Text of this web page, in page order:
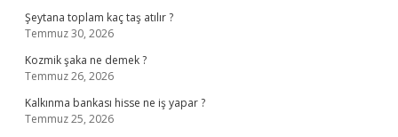
Şeytana toplam kaç taş atılır ?
Temmuz 30, 2026
Kozmik şaka ne demek ?
Temmuz 26, 2026
Kalkınma bankası hisse ne iş yapar ?
Temmuz 25, 2026